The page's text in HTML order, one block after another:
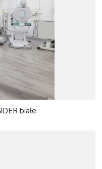
białe